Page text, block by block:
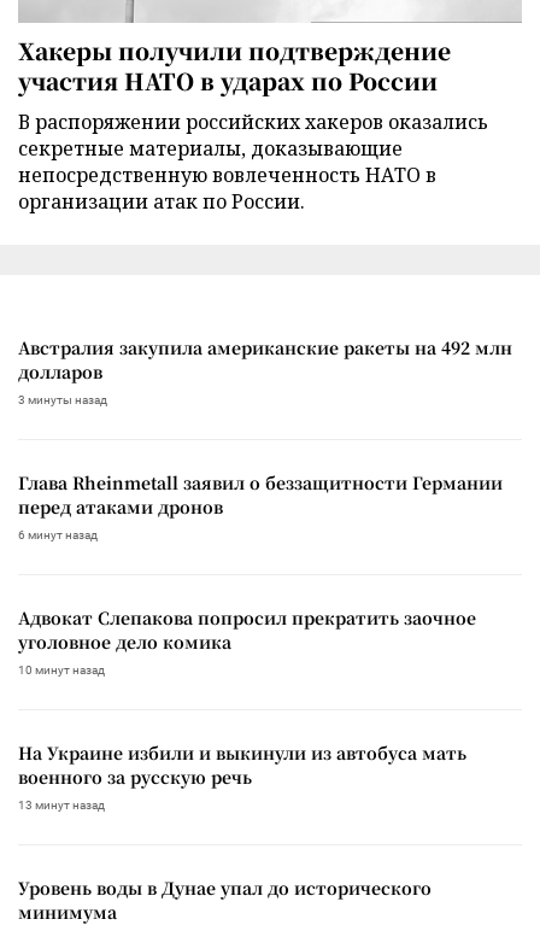
Хакеры получили подтверждение
участия НАТО в ударах по России
В распоряжении российских хакеров оказались
секретные материалы, доказывающие
непосредственную вовлеченность НАТО в
организации атак по России.
Австралия закупила американские ракеты на 492 млн
долларов
3 минуты назад
Глава Rheinmetall заявил о беззащитности Германии
перед атаками дронов
6 минут назад
Адвокат Слепакова попросил прекратить заочное
уголовное дело комика
10 минут назад
На Украине избили и выкинули из автобуса мать
военного за русскую речь
13 минут назад
Уровень воды в Дунае упал до исторического
минимума